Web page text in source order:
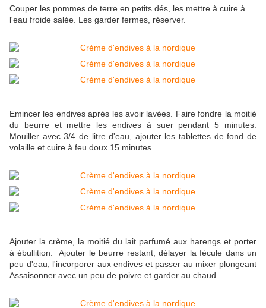
Couper les pommes de terre en petits dés, les mettre à cuire à
l'eau froide salée. Les garder fermes, réserver.
Emincer les endives après les avoir lavées. Faire fondre la moitié
du beurre et mettre les endives à suer pendant 5 minutes.
Mouiller avec 3/4 de litre d'eau, ajouter les tablettes de fond de
volaille et cuire à feu doux 15 minutes.
Ajouter la crème, la moitié du lait parfumé aux harengs et porter
à ébullition. Ajouter le beurre restant, délayer la fécule dans un
peu d'eau, l'incorporer aux endives et passer au mixer plongeant
Assaisonner avec un peu de poivre et garder au chaud.